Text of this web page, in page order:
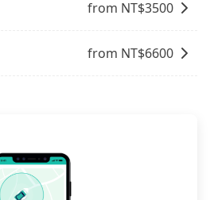
from NT$3500
from NT$6600